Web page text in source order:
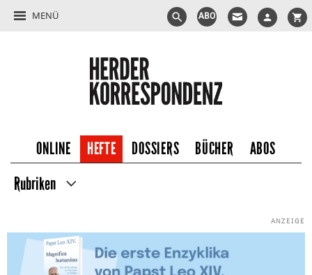
MENÜ ABO
ONLINE HEFTE DOSSIERS BÜCHER ABOS
Rubriken